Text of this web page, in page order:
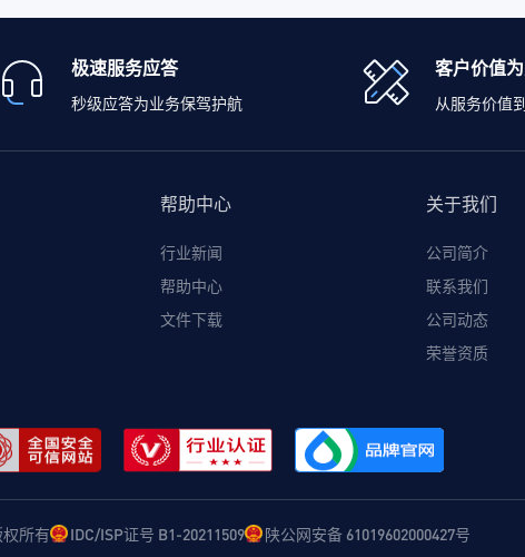
极速服务应答
秒级应答为业务保驾护航
客户价值
从服务价值
帮助中心
行业新闻
帮助中心
文件下载
关于我们
公司简介
联系我们
公司动态
荣誉资质
所有 IDC/ISP证号 B1-20211509
陕公网安备 61019602000427号